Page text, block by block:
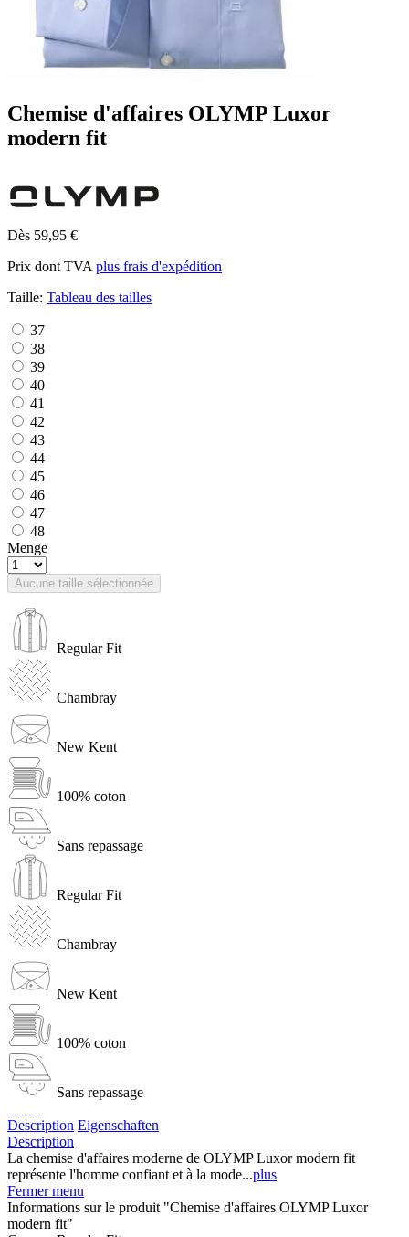
Chemise d'affaires OLYMP Luxor
modern fit
Dès 59,95 €
Prix dont TVA plus frais d'expédition
Taille: Tableau des tailles
37
38
39
40
41
42
43
44
45
46
47
48
Menge
Aucune taille sélectionnée
Regular Fit
Chambray
New Kent
100% coton
Sans repassage
Regular Fit
Chambray
New Kent
100% coton
Sans repassage
Description Eigenschaften
Description
La chemise d'affaires moderne de OLYMP Luxor modern fit
représente l'homme confiant et à la mode...plus
Fermer menu
Informations sur le produit "Chemise d'affaires OLYMP Luxor
modern fit"